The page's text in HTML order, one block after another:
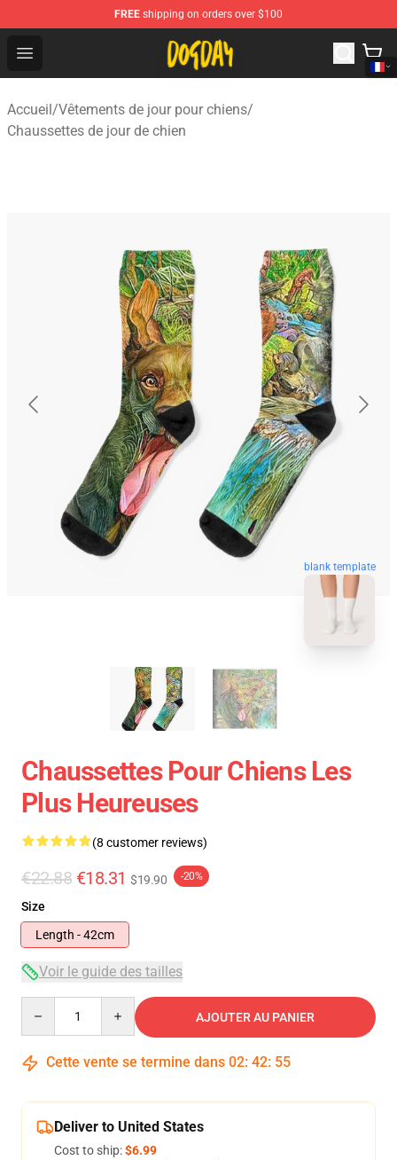
FREE shipping on orders over $100
Open menu
DogDay Store - Official DogDay Merchandise Shop
Accueil/Vêtements de jour pour chiens/
Chaussettes de jour de chien
blank template
Chaussettes Pour Chiens Les
Plus Heureuses
(8 customer reviews)
€22.88 €18.31 $19.90 -20%
Size
Length - 42cm
Voir le guide des tailles
AJOUTER AU PANIER
Cette vente se termine dans 02: 42: 54
Deliver to United States
Cost to ship:$6.99